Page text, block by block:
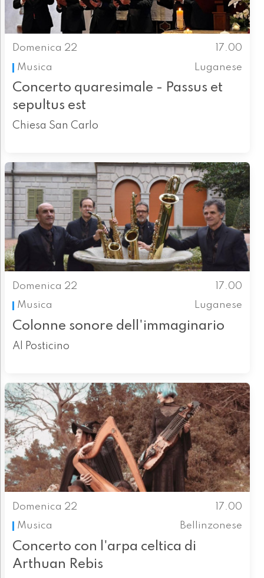
Domenica 22
17.00
Musica
Luganese
Concerto quaresimale - Passus et
sepultus est
Chiesa San Carlo
Domenica 22
17.00
Musica
Luganese
Colonne sonore dell'immaginario
Al Posticino
Domenica 22
17.00
Musica
Bellinzonese
Concerto con l'arpa celtica di
Arthuan Rebis